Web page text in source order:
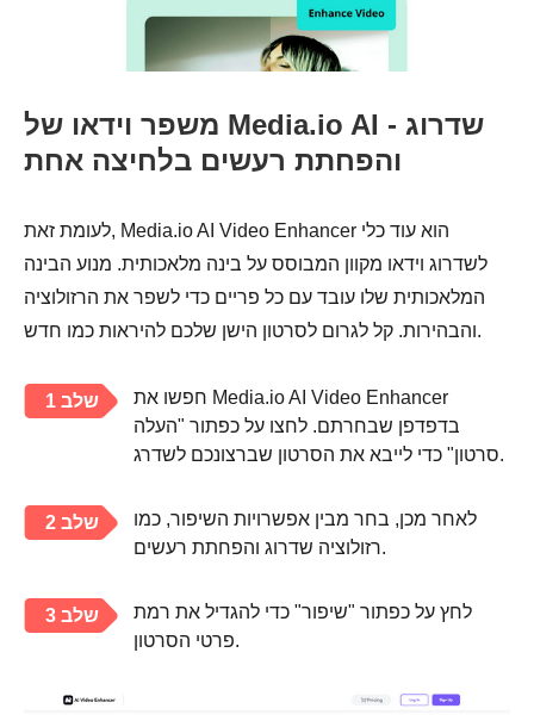
משפר וידאו של Media.io AI - שדרוג
והפחתת רעשים בלחיצה אחת
לעומת זאת, Media.io AI Video Enhancer הוא עוד כלי
לשדרוג וידאו מקוון המבוסס על בינה מלאכותית. מנוע הבינה
המלאכותית שלו עובד עם כל פריים כדי לשפר את הרזולוציה
והבהירות. קל לגרום לסרטון הישן שלכם להיראות כמו חדש.
שלב 1
חפשו את Media.io AI Video Enhancer
בדפדפן שבחרתם. לחצו על כפתור "העלה
סרטון" כדי לייבא את הסרטון שברצונכם לשדרג.
שלב 2
לאחר מכן, בחר מבין אפשרויות השיפור, כמו
רזולוציה שדרוג והפחתת רעשים.
שלב 3
לחץ על כפתור "שיפור" כדי להגדיל את רמת
פרטי הסרטון.